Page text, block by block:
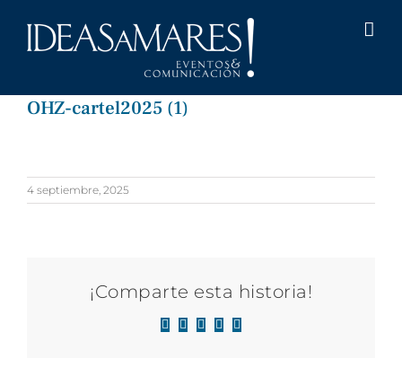
OHZ-cartel2025 (1)
4 septiembre, 2025
¡Comparte esta historia!
Facebook
X LinkedIn
WhatsApp
Correo